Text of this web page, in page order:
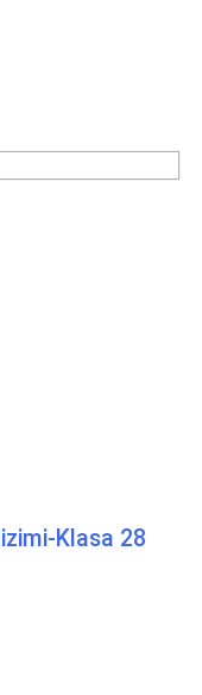
Klasa 28